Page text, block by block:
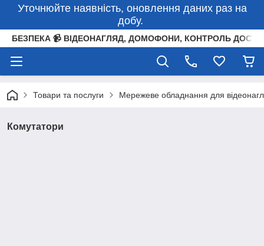
Уточнюйте наявність, оновлення даних раз на
добу.
БЕЗПЕКА 📹 ВІДЕОНАГЛЯД, ДОМОФОНИ, КОНТРОЛЬ
Товари та послуги Мережеве обладнання для
Комутатори